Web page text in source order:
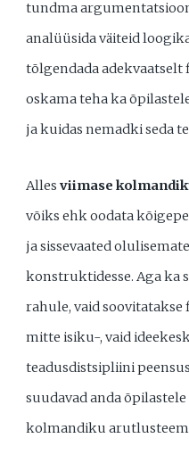
tundma
analüüsida väiteid
tõlgendada
oskama teha ka
ja kuidas nemadki seda
Allesviimase
võiks ehk oodata
ja sissevaated
konstruktidesse. Aga ka
rahule, vaid
mitte isiku-, vaid
teadusdistsipliini
suudavad anda
kolmandiku